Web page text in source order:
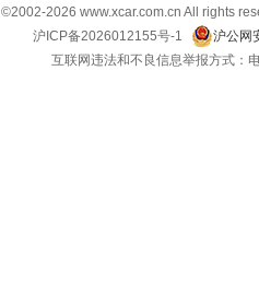
©2002-2026 www.xcar.com.cn All rights
沪ICP备2026012155号-1
沪公网
互联网违法和不良信息举报方式：